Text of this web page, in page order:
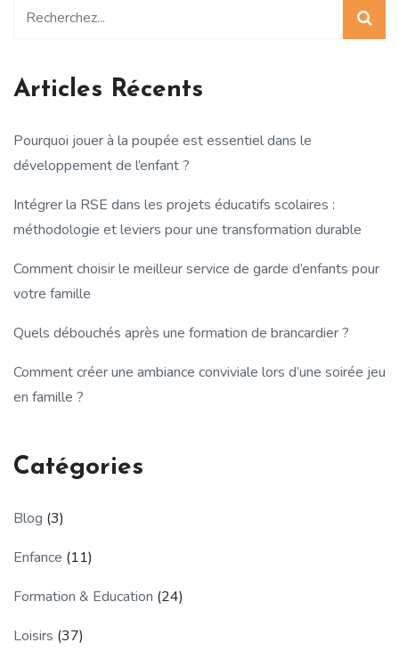
Articles Récents
Pourquoi jouer à la poupée est essentiel dans le
développement de l’enfant ?
Intégrer la RSE dans les projets éducatifs scolaires :
méthodologie et leviers pour une transformation durable
Comment choisir le meilleur service de garde d’enfants pour
votre famille
Quels débouchés après une formation de brancardier ?
Comment créer une ambiance conviviale lors d’une soirée jeu
en famille ?
Catégories
Blog (3)
Enfance (11)
Formation & Education (24)
Loisirs (37)